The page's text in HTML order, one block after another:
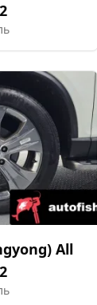
All